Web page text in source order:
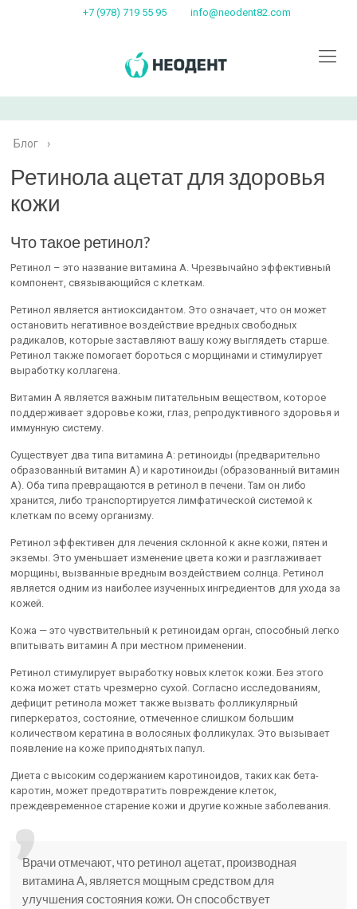
+7 (978) 719 55 95 info@neodent82.com
Блог ›
Ретинола ацетат для здоровья
кожи
Что такое ретинол?
Ретинол – это название витамина А. Чрезвычайно эффективный
компонент, связывающийся с клеткам.
Ретинол является антиоксидантом. Это означает, что он может
остановить негативное воздействие вредных свободных
радикалов, которые заставляют вашу кожу выглядеть старше.
Ретинол также помогает бороться с морщинами и стимулирует
выработку коллагена.
Витамин А является важным питательным веществом, которое
поддерживает здоровье кожи, глаз, репродуктивного здоровья и
иммунную систему.
Существует два типа витамина А: ретиноиды (предварительно
образованный витамин А) и каротиноиды (образованный витамин
А). Оба типа превращаются в ретинол в печени. Там он либо
хранится, либо транспортируется лимфатической системой к
клеткам по всему организму.
Ретинол эффективен для лечения склонной к акне кожи, пятен и
экземы. Это уменьшает изменение цвета кожи и разглаживает
морщины, вызванные вредным воздействием солнца. Ретинол
является одним из наиболее изученных ингредиентов для ухода за
кожей.
Кожа — это чувствительный к ретиноидам орган, способный легко
впитывать витамин А при местном применении.
Ретинол стимулирует выработку новых клеток кожи. Без этого
кожа может стать чрезмерно сухой. Согласно исследованиям,
дефицит ретинола может также вызвать фолликулярный
гиперкератоз, состояние, отмеченное слишком большим
количеством кератина в волосяных фолликулах. Это вызывает
появление на коже приподнятых папул.
Диета с высоким содержанием каротиноидов, таких как бета-
каротин, может предотвратить повреждение клеток,
преждевременное старение кожи и другие кожные заболевания.
Врачи отмечают, что ретинол ацетат, производная
витамина А, является мощным средством для
улучшения состояния кожи. Он способствует